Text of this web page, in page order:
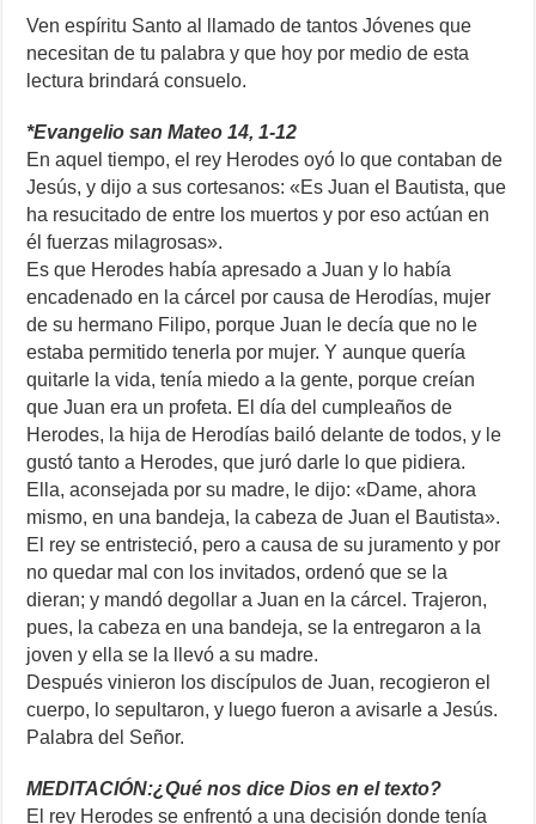
Ven espíritu Santo al llamado de tantos Jóvenes que
necesitan de tu palabra y que hoy por medio de esta
lectura brindará consuelo.
*Evangelio san Mateo 14, 1-12
En aquel tiempo, el rey Herodes oyó lo que contaban de
Jesús, y dijo a sus cortesanos: «Es Juan el Bautista, que
ha resucitado de entre los muertos y por eso actúan en
él fuerzas milagrosas».
Es que Herodes había apresado a Juan y lo había
encadenado en la cárcel por causa de Herodías, mujer
de su hermano Filipo, porque Juan le decía que no le
estaba permitido tenerla por mujer. Y aunque quería
quitarle la vida, tenía miedo a la gente, porque creían
que Juan era un profeta. El día del cumpleaños de
Herodes, la hija de Herodías bailó delante de todos, y le
gustó tanto a Herodes, que juró darle lo que pidiera.
Ella, aconsejada por su madre, le dijo: «Dame, ahora
mismo, en una bandeja, la cabeza de Juan el Bautista».
El rey se entristeció, pero a causa de su juramento y por
no quedar mal con los invitados, ordenó que se la
dieran; y mandó degollar a Juan en la cárcel. Trajeron,
pues, la cabeza en una bandeja, se la entregaron a la
joven y ella se la llevó a su madre.
Después vinieron los discípulos de Juan, recogieron el
cuerpo, lo sepultaron, y luego fueron a avisarle a Jesús.
Palabra del Señor.
MEDITACIÓN:¿Qué nos dice Dios en el texto?
El rey Herodes se enfrentó a una decisión donde tenía